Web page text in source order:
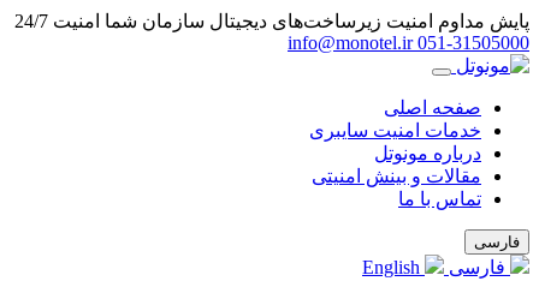
پایش مداوم امنیت زیرساخت‌های دیجیتال سازمان شما امنیت 24/7
info@monotel.ir 051‑31505000
صفحه اصلی
خدمات امنیت سایبری
درباره مونوتل
مقالات و بینش امنیتی
تماس با ما
فارسی
فارسی